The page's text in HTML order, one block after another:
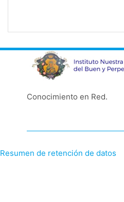
Conocimiento en Red.
Resumen de retención de datos